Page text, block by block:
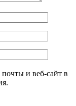
и веб-сайт в